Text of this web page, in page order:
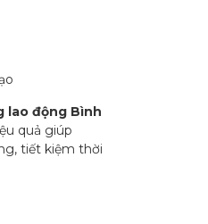
lao động Bình
quả giúp
tiết kiệm thời